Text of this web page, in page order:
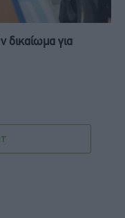
δικαίωμα για